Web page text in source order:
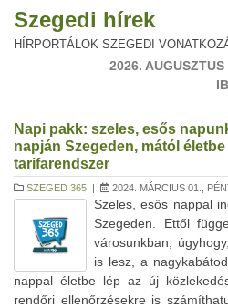
Szegedi hírek
HÍRPORTÁLOK SZEGEDI
2026.
Napi pakk: szeles, esős
napján Szegeden, mától
tarifarendszer
SZEGED 365 | 2024. MÁRCIUS 01.,
Szeles, esős nappal
Szegeden. Ettől
városunkban,
is lesz, a
nappal életbe lép az új
rendőri ellenőrzésekre is